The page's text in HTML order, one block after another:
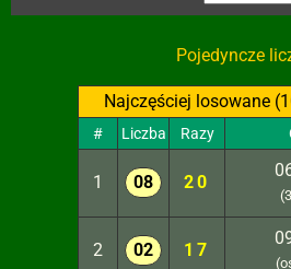
Pojedyncze
Najczęściej losowane
# Liczba Razy
1 08 20
2 02 17